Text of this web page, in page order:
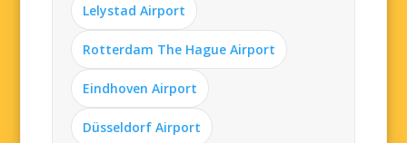
Lelystad Airport
Rotterdam The Hague Airport
Eindhoven Airport
Düsseldorf Airport